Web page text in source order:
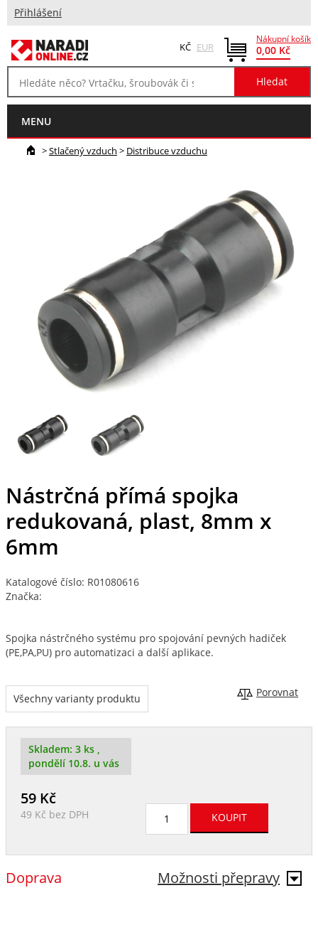
Přihlášení
Nákupní košík
0,00 Kč
KČ EUR
MENU
>Stlačený vzduch > Distribuce vzduchu
Nástrčná přímá spojka
redukovaná, plast, 8mm x
6mm
Katalogové číslo: R01080616
Značka:
Spojka nástrčného systému pro spojování pevných hadiček
(PE,PA,PU) pro automatizaci a další aplikace.
Porovnat
Všechny varianty produktu
Skladem: 3 ks ,
pondělí 10.8. u vás
59Kč
49 Kč bez DPH
Možnosti přepravy
Doprava